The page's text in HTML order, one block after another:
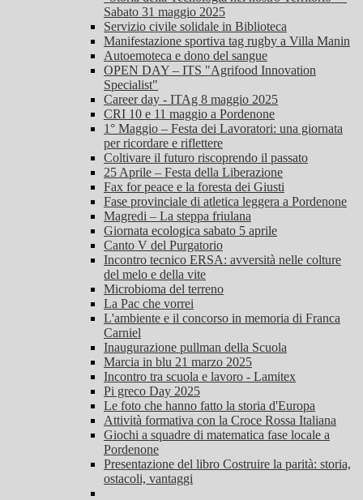
Sabato 31 maggio 2025
Servizio civile solidale in Biblioteca
Manifestazione sportiva tag rugby a Villa Manin
Autoemoteca e dono del sangue
OPEN DAY – ITS "Agrifood Innovation
Specialist"
Career day - ITAg 8 maggio 2025
CRI 10 e 11 maggio a Pordenone
1° Maggio – Festa dei Lavoratori: una giornata
per ricordare e riflettere
Coltivare il futuro riscoprendo il passato
25 Aprile – Festa della Liberazione
Fax for peace e la foresta dei Giusti
Fase provinciale di atletica leggera a Pordenone
Magredi – La steppa friulana
Giornata ecologica sabato 5 aprile
Canto V del Purgatorio
Incontro tecnico ERSA: avversità nelle colture
del melo e della vite
Microbioma del terreno
La Pac che vorrei
L'ambiente e il concorso in memoria di Franca
Carniel
Inaugurazione pullman della Scuola
Marcia in blu 21 marzo 2025
Incontro tra scuola e lavoro - Lamitex
Pi greco Day 2025
Le foto che hanno fatto la storia d'Europa
Attività formativa con la Croce Rossa Italiana
Giochi a squadre di matematica fase locale a
Pordenone
Presentazione del libro Costruire la parità: storia,
ostacoli, vantaggi